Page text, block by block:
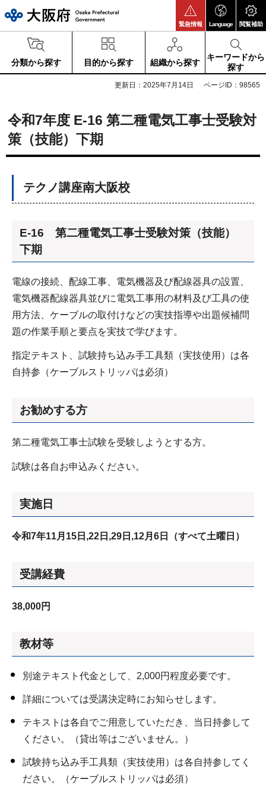
緊急情報 Language 閲覧補助
分類から探す 目的から探す 組織から探す
キーワードから
探す
更新日：2025年7月14日 ページID：98565
令和7年度 E-16 第二種電気工事士受験対
策（技能）下期
テクノ講座南大阪校
E-16 第二種電気工事士受験対策（技能）
下期
電線の接続、配線工事、電気機器及び配線器具の設置、
電気機器配線器具並びに電気工事用の材料及び工具の使
用方法、ケーブルの取付けなどの実技指導や出題候補問
題の作業手順と要点を実技で学びます。
指定テキスト、試験持ち込み手工具類（実技使用）は各
自持参（ケーブルストリッパは必須）
お勧めする方
第二種電気工事士試験を受験しようとする方。
試験は各自お申込みください。
実施日
令和7年11月15日,22日,29日,12月6日（すべて土曜日）
受講経費
38,000円
教材等
別途テキスト代金として、2,000円程度必要です。
詳細については受講決定時にお知らせします。
テキストは各自でご用意していただき、当日持参して
ください。（貸出等はございません。）
試験持ち込み手工具類（実技使用）は各自持参してく
ださい。（ケーブルストリッパは必須）